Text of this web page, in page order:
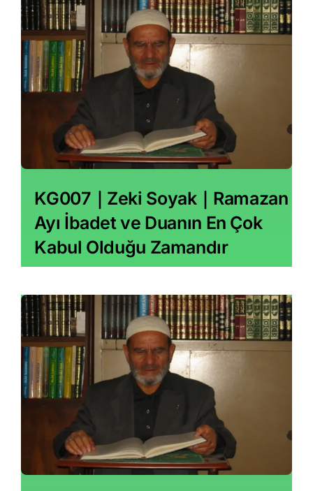
KG007｜Zeki Soyak｜Ramazan
Ayı İbadet ve Duanın En Çok
Kabul Olduğu Zamandır